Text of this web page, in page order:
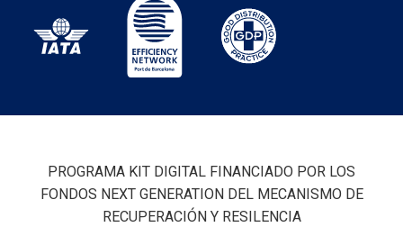
PROGRAMA KIT DIGITAL FINANCIADO POR LOS
FONDOS NEXT GENERATION DEL MECANISMO DE
RECUPERACIÓN Y RESILENCIA